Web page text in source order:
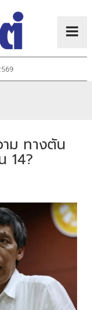
ม ทางตัน
14?